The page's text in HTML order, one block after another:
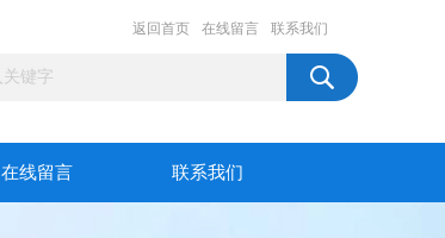
返回首页 在线留言 联系我们
在线留言 联系我们